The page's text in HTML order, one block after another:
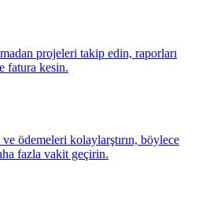
projeleri takip edin, raporları
fatura kesin.
ödemeleri kolaylarştırın, böylece
fazla vakit geçirin.